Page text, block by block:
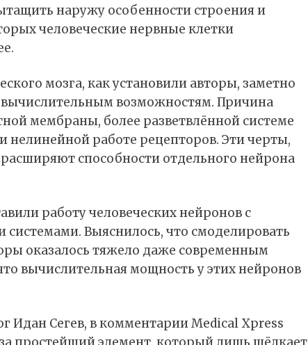
наружу особенности строения и
человеческие нервные клетки
мозга, как установили авторы, заметно
возможностям. Причина
мембраны, более разветвлённой системе
нелинейной работе рецепторов. Эти черты,
способности отдельного нейрона
работу человеческих нейронов с
Выяснилось, что смоделировать
оказалось тяжело даже современным
вычислительная мощность у этих нейронов
Идан Сегев, в комментарии Medical Xpress